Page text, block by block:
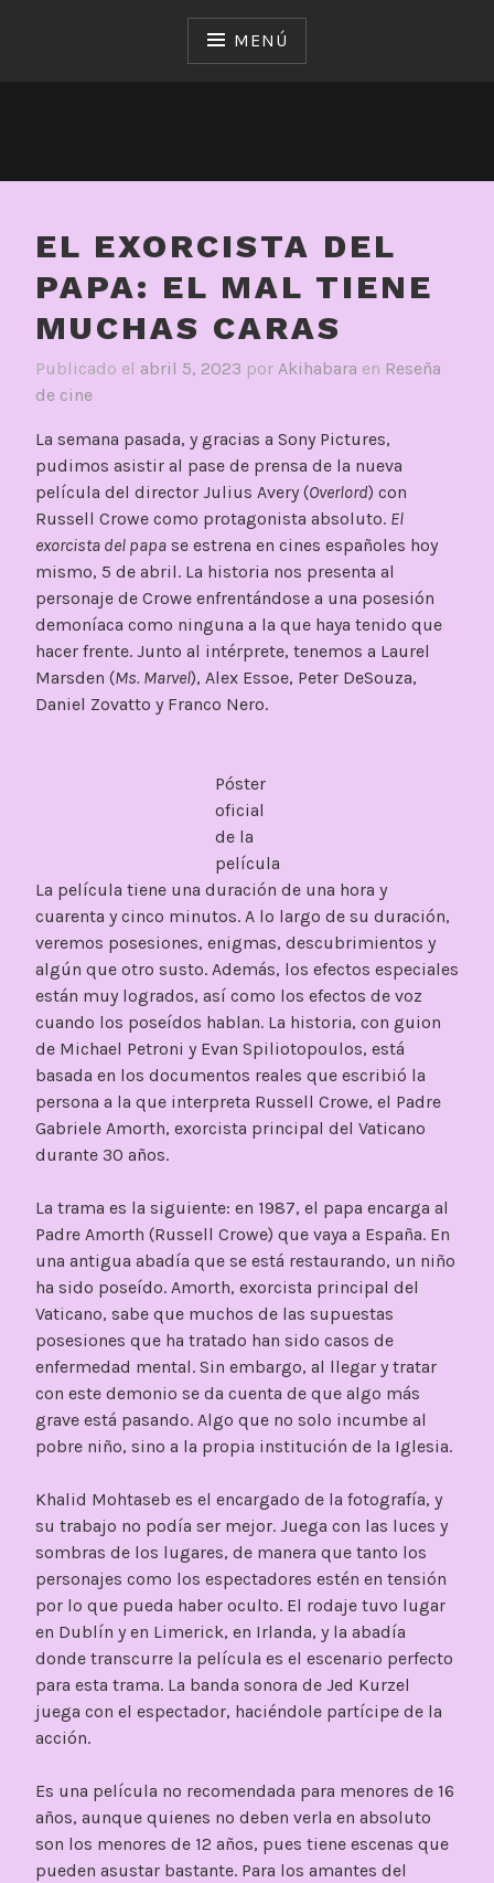
MENÚ
EL EXORCISTA DEL
PAPA: EL MAL TIENE
MUCHAS CARAS
Publicado el abril 5, 2023 por Akihabara en Reseña
de cine
La semana pasada, y gracias a Sony Pictures,
pudimos asistir al pase de prensa de la nueva
película del director Julius Avery (Overlord) con
Russell Crowe como protagonista absoluto. El
exorcista del papa se estrena en cines españoles hoy
mismo, 5 de abril. La historia nos presenta al
personaje de Crowe enfrentándose a una posesión
demoníaca como ninguna a la que haya tenido que
hacer frente. Junto al intérprete, tenemos a Laurel
Marsden (Ms. Marvel), Alex Essoe, Peter DeSouza,
Daniel Zovatto y Franco Nero.
Póster
oficial
de la
película
La película tiene una duración de una hora y
cuarenta y cinco minutos. A lo largo de su duración,
veremos posesiones, enigmas, descubrimientos y
algún que otro susto. Además, los efectos especiales
están muy logrados, así como los efectos de voz
cuando los poseídos hablan. La historia, con guion
de Michael Petroni y Evan Spiliotopoulos, está
basada en los documentos reales que escribió la
persona a la que interpreta Russell Crowe, el Padre
Gabriele Amorth, exorcista principal del Vaticano
durante 30 años.
La trama es la siguiente: en 1987, el papa encarga al
Padre Amorth (Russell Crowe) que vaya a España. En
una antigua abadía que se está restaurando, un niño
ha sido poseído. Amorth, exorcista principal del
Vaticano, sabe que muchos de las supuestas
posesiones que ha tratado han sido casos de
enfermedad mental. Sin embargo, al llegar y tratar
con este demonio se da cuenta de que algo más
grave está pasando. Algo que no solo incumbe al
pobre niño, sino a la propia institución de la Iglesia.
Khalid Mohtaseb es el encargado de la fotografía, y
su trabajo no podía ser mejor. Juega con las luces y
sombras de los lugares, de manera que tanto los
personajes como los espectadores estén en tensión
por lo que pueda haber oculto. El rodaje tuvo lugar
en Dublín y en Limerick, en Irlanda, y la abadía
donde transcurre la película es el escenario perfecto
para esta trama. La banda sonora de Jed Kurzel
juega con el espectador, haciéndole partícipe de la
acción.
Es una película no recomendada para menores de 16
años, aunque quienes no deben verla en absoluto
son los menores de 12 años, pues tiene escenas que
pueden asustar bastante. Para los amantes del